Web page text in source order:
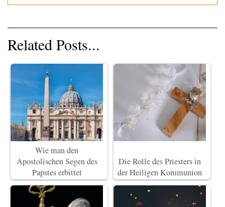
Related Posts...
Wie man den
Apostolischen Segen des
Papstes erbittet
Die Rolle des Priesters in
der Heiligen Kommunion